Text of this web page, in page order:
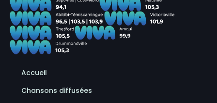
Accueil
Chansons diffusées